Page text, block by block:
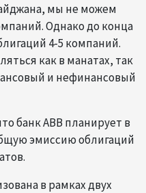
мы не можем
Однако до конца
4-5 компаний.
как в манатах, так
и нефинансовый
банк ABB планирует в
эмиссию облигаций
в рамках двух